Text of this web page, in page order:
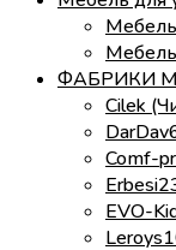
ФАБРИКИ
Cilek
DarDav
Comf-
Erbesi
EVO-
Leroys